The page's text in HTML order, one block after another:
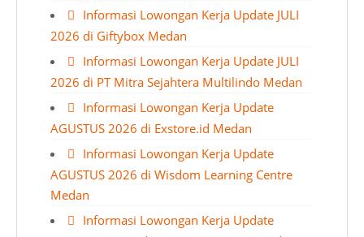
Informasi Lowongan Kerja Update JULI
2026 di Giftybox Medan
Informasi Lowongan Kerja Update JULI
2026 di PT Mitra Sejahtera Multilindo Medan
Informasi Lowongan Kerja Update
AGUSTUS 2026 di Exstore.id Medan
Informasi Lowongan Kerja Update
AGUSTUS 2026 di Wisdom Learning Centre
Medan
Informasi Lowongan Kerja Update